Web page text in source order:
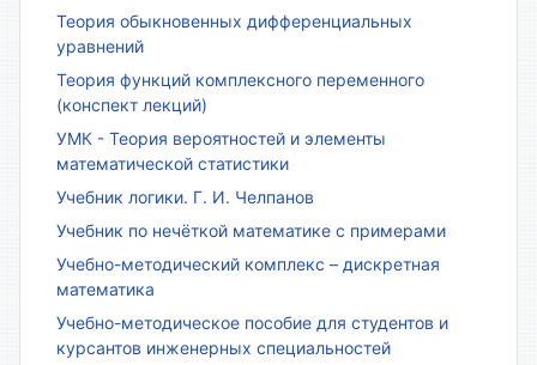
Теория обыкновенных дифференциальных
уравнений
Теория функций комплексного переменного
(конспект лекций)
УМК - Теория вероятностей и элементы
математической статистики
Учебник логики. Г. И. Челпанов
Учебник по нечёткой математике с примерами
Учебно-методический комплекс – дискретная
математика
Учебно-методическое пособие для студентов и
курсантов инженерных специальностей